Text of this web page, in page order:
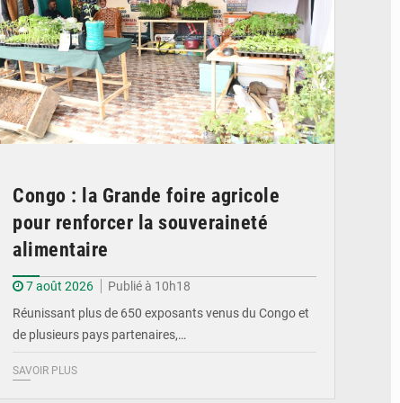
Congo : la Grande foire agricole
pour renforcer la souveraineté
alimentaire
7 août 2026
Publié à 10h18
Réunissant plus de 650 exposants venus du Congo et
de plusieurs pays partenaires,…
SAVOIR PLUS